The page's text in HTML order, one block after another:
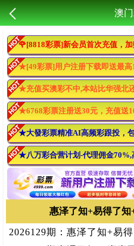
澳
🌹[8818彩票]新会员首次充值，
★[49彩票]用户注册下载即送最高
★充值买澳彩不中,本站比华强北
★6768彩票注册送30元，充值送
★大發彩票精准AI高频彩跟投，包
★八万彩合营计划-代理佣金70%,
惠泽了知+易得了
2026129期：惠泽了知+易